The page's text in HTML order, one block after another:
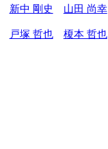
新中 剛史 山田 尚幸
戸塚 哲也 榎本 哲也